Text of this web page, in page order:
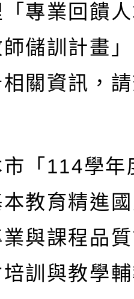
專業回饋
儲訓計畫
關資訊，
「 114學年
教育精進
與課程品
訓與教學